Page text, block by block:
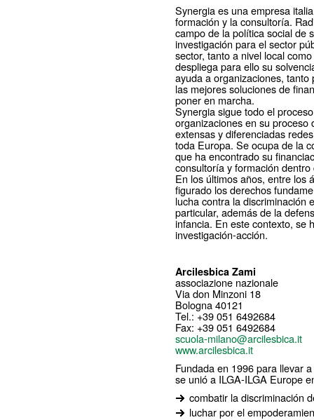
Synergia es una empresa
formación y la consultoría.
campo de la política social de
investigación para el sector
sector, tanto a nivel local
despliega para ello su
ayuda a organizaciones,
las mejores soluciones de
poner en marcha.
Synergia sigue todo el
organizaciones en su
extensas y diferenciadas
toda Europa. Se ocupa de la
que ha encontrado su
consultoría y formación
En los últimos años, entre los
figurado los derechos
lucha contra la discriminación
particular, además de la
infancia. En este contexto, se
investigación-acción.
Arcilesbica Zami
associazione nazionale
Via don Minzoni 18
Bologna 40121
Tel.: +39 051 6492684
Fax: +39 051 6492684
scuola-milano@arcilesbica.it
www.arcilesbica.it
Fundada en 1996 para llevar
se unió a ILGA-ILGA Europe
combatir la discriminación
luchar por el